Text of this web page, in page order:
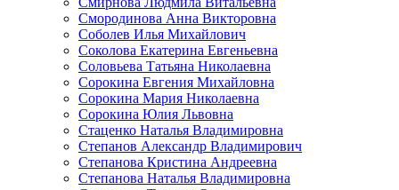
Смородинова Анна Викторовна
Соболев Илья Михайлович
Соколова Екатерина Евгеньевна
Соловьева Татьяна Николаевна
Сорокина Евгения Михайловна
Сорокина Мария Николаевна
Сорокина Юлия Львовна
Стаценко Наталья Владимировна
Степанов Александр Владимирович
Степанова Кристина Андреевна
Степанова Наталья Владимировна